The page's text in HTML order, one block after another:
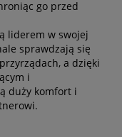
go przed
liderem w swojej
sprawdzają się
a dzięki
i
duży komfort i